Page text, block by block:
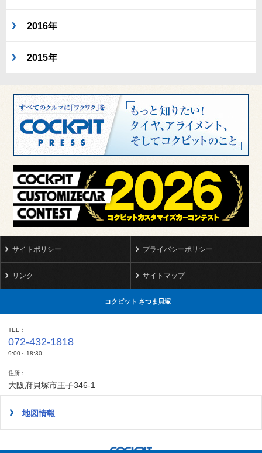
2016年
2015年
サイトポリシー プライバシーポリシー
リンク サイトマップ
コクピット さつま貝塚
TEL
072-432-1818
9:00～18:30
住所
大阪府貝塚市王子346-1
地図情報